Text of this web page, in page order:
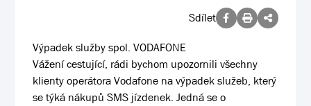
Sdílet
Výpadek služby spol. VODAFONE
Vážení cestující, rádi bychom upozornili všechny
klienty operátora Vodafone na výpadek služeb, který
se týká nákupů SMS jízdenek. Jedná se o